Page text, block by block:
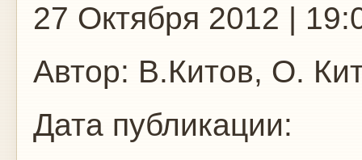
27 Октября 2012 |
Автор: В.Китов, О.
Дата публикации: